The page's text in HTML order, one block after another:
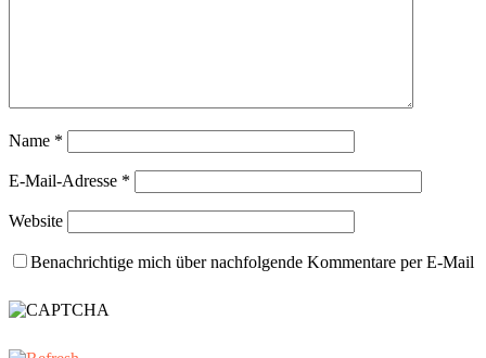
Name *
E-Mail-Adresse *
Website
Benachrichtige mich über nachfolgende Kommentare per E-Mail